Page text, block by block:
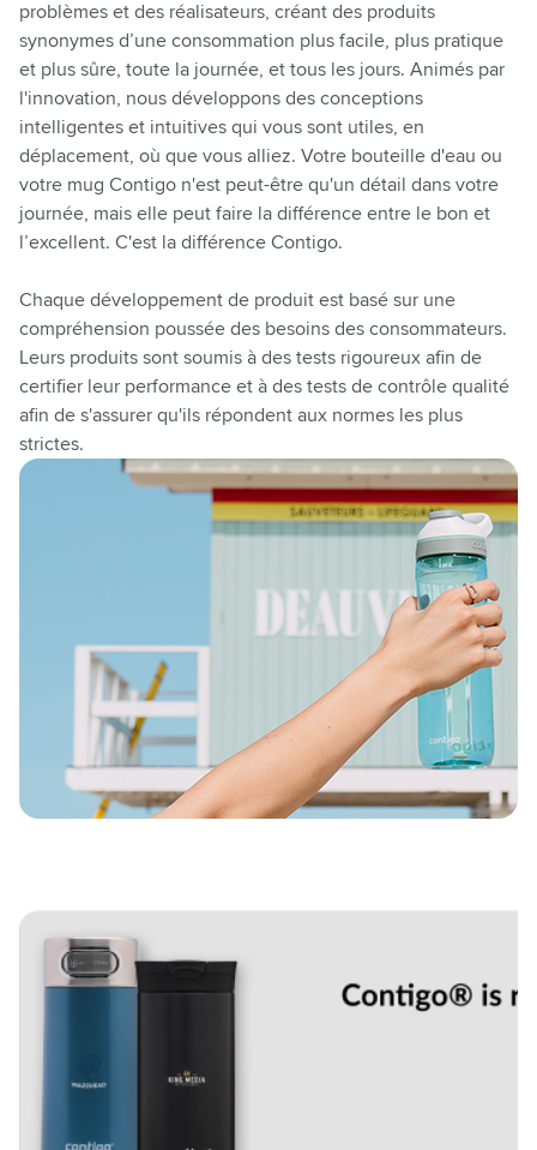
problèmes et des réalisateurs , créant des produits
synonymes d’une consommation plus facile, plus pratique
et plus sûre, toute la journée, et tous les jours. Animés par
l'innovation, nous développons des conceptions
intelligentes et intuitives qui vous sont utiles , en
déplacement, où que vous alliez. Votre bouteille d'eau ou
votre mug Contigo n'est peut-être qu'un détail dans votre
journée, mais elle peut faire la différence entre le bon et
l’excellent. C'est la différence Contigo.
Chaque développement de produit est basé sur une
compréhension poussée des besoins des consommateurs.
Leurs produits sont soumis à des tests rigoureux afin de
certifier leur performance et à des tests de contrôle qualité
afin de s'assurer qu'ils répondent aux normes les plus
strictes.